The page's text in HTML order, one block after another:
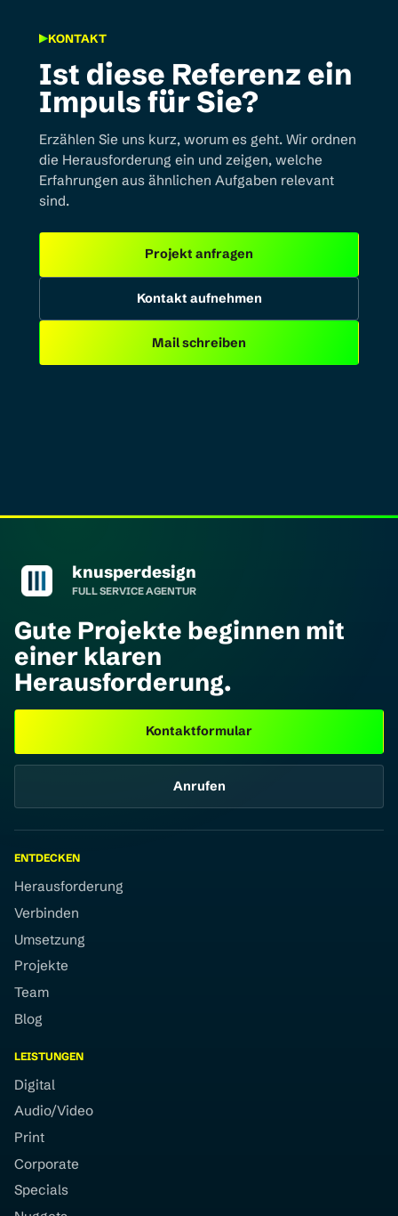
KONTAKT
Ist diese Referenz ein
Impuls für Sie?
Erzählen Sie uns kurz, worum es geht. Wir ordnen
die Herausforderung ein und zeigen, welche
Erfahrungen aus ähnlichen Aufgaben relevant
sind.
Projekt anfragen
Kontakt aufnehmen
Mail schreiben
knusperdesign
FULL SERVICE AGENTUR
knusperdesign Startseite
Gute Projekte beginnen mit
einer klaren
Herausforderung.
Kontaktformular
Anrufen
ENTDECKEN
Herausforderung
Verbinden
Umsetzung
Projekte
Team
Blog
LEISTUNGEN
Digital
Audio/Video
Print
Corporate
Specials